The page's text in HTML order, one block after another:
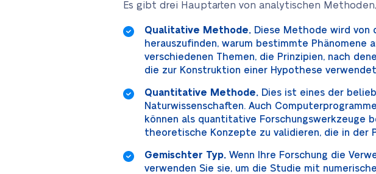
Es gibt drei Hauptarten von analytischen
Qualitative Methode. Diese Methode wird von
herauszufinden, warum bestimmte Phänomene
verschiedenen Themen, die Prinzipien, nach
die zur Konstruktion einer Hypothese
Quantitative Methode. Dies ist eines der
Naturwissenschaften. Auch
können als quantitative
theoretische Konzepte zu validieren, die in der
Gemischter Typ. Wenn Ihre Forschung die
verwenden Sie sie, um die Studie mit